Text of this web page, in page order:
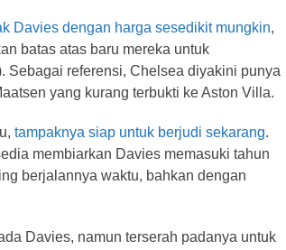
Davies dengan harga sesedikit mungkin,
batas atas baru mereka untuk
Sebagai referensi, Chelsea diyakini punya
yang kurang terbukti ke Aston Villa.
tampaknya siap untuk berjudi sekarang.
membiarkan Davies memasuki tahun
berjalannya waktu, bahkan dengan
Davies, namun terserah padanya untuk